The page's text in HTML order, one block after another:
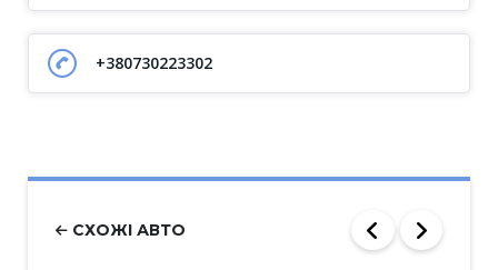
+380730223302
СХОЖІ АВТО